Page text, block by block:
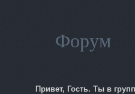
Форум
Привет, Гость. Ты в